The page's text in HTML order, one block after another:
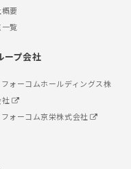
要
覧
ープ会社
フォーコムホールディングス株
社
フォーコム京栄株式会社